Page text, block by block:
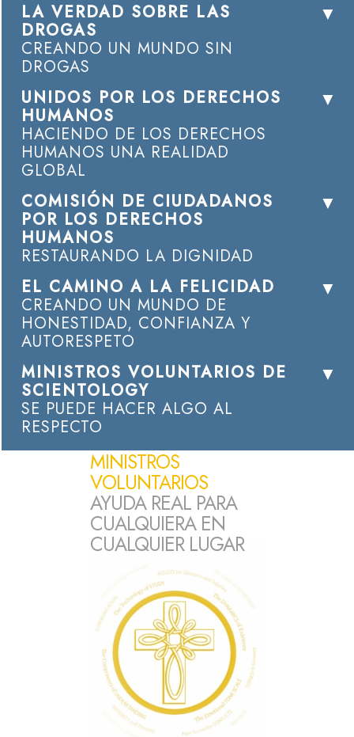
LA VERDAD SOBRE LAS
DROGAS
CREANDO UN MUNDO SIN
DROGAS
UNIDOS POR LOS DERECHOS
HUMANOS
HACIENDO DE LOS DERECHOS
HUMANOS UNA REALIDAD
GLOBAL
COMISIÓN DE CIUDADANOS
POR LOS DERECHOS
HUMANOS
RESTAURANDO LA DIGNIDAD
EL CAMINO A LA FELICIDAD
CREANDO UN MUNDO DE
HONESTIDAD, CONFIANZA Y
AUTORESPETO
MINISTROS VOLUNTARIOS DE
SCIENTOLOGY
SE PUEDE HACER ALGO AL
RESPECTO
MINISTROS
VOLUNTARIOS
AYUDA REAL PARA
CUALQUIERA EN
CUALQUIER LUGAR